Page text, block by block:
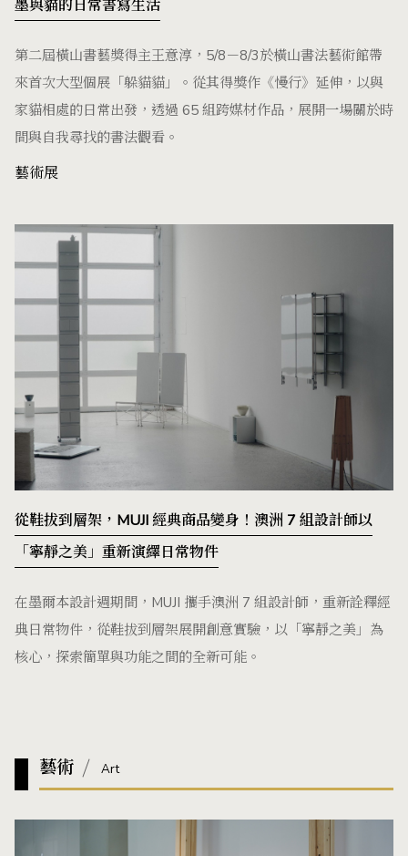
墨與貓的日常書寫生活
第二屆橫山書藝獎得主王意淳，5/8－8/3於橫山書法藝術館帶
來首次大型個展「躲貓貓」。從其得獎作《慢行》延伸，以與
家貓相處的日常出發，透過 65 組跨媒材作品，展開一場關於時
間與自我尋找的書法觀看。
藝術展
從鞋拔到層架，MUJI 經典商品變身！澳洲 7 組設計師以
「寧靜之美」重新演繹日常物件
在墨爾本設計週期間，MUJI 攜手澳洲 7 組設計師，重新詮釋經
典日常物件，從鞋拔到層架展開創意實驗，以「寧靜之美」為
核心，探索簡單與功能之間的全新可能。
藝術 Art